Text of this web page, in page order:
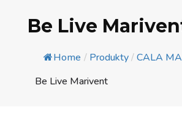
Be Live
Home / Produkty/CALA
Be Live Marivent